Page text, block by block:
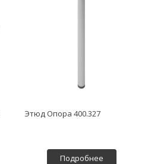
Этюд Опора 400.327
Подробнее